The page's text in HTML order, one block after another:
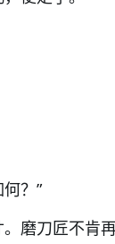
？”
磨刀匠不肯